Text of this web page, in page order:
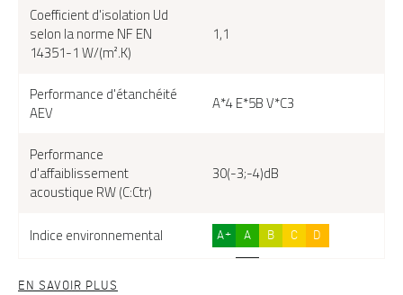
Coefficient d'isolation Ud
selon la norme NF EN
14351-1 W/(m².K)
1,1
Performance d'étanchéité
AEV
A*4 E*5B V*C3
Performance
d'affaiblissement
acoustique RW (C:Ctr)
30(-3;-4)dB
Indice environnemental A+ A B C D
EN SAVOIR PLUS